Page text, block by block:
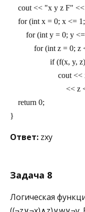
cout << "x y z F" <<
for (int x = 0; x <=
for (int y = 0; y
for (int z = 0;
if (f(x,
    return 0;
}
Ответ: zxy
Задача 8
Логическая